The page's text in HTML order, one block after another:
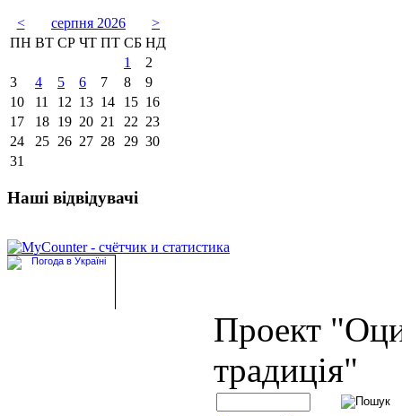
< серпня 2026
>
ПН ВТ СР ЧТ ПТ СБ НД
1
2
3
4 5 6 7 8
9
10
11 12 13 14 15 16
17
18 19 20 21 22 23
24
25 26 27 28 29 30
31
Наші відвідувачі
Проект
традиція"